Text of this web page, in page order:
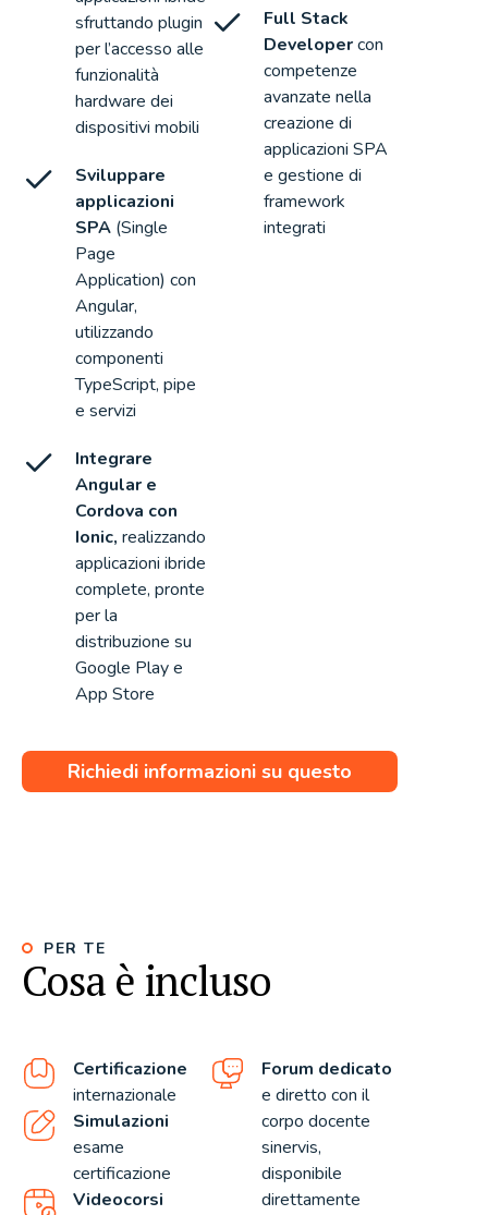
sfruttando plugin
per l’accesso alle
funzionalità
hardware dei
dispositivi mobili
Sviluppare
applicazioni
SPA (Single
Page
Application) con
Angular,
utilizzando
componenti
TypeScript, pipe
e servizi
Integrare
Angular e
Cordova con
Ionic, realizzando
applicazioni ibride
complete, pronte
per la
distribuzione su
Google Play e
App Store
Full Stack
Developercon
competenze
avanzate nella
creazione di
applicazioni SPA
e gestione di
framework
integrati
Richiedi informazioni su questo
PER TE
Cosa è incluso
Certificazione
internazionale
Simulazioni
esame
certificazione
Videocorsi
Forum dedicato
e diretto con il
corpo docente
sinervis,
disponibile
direttamente